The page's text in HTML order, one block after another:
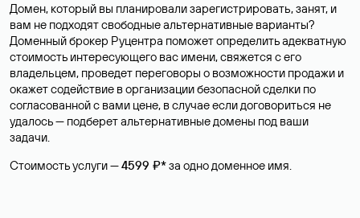
Домен, который вы планировали зарегистрировать, занят, и
вам не подходят свободные альтернативные варианты?
Доменный брокер Руцентра поможет определить адекватную
стоимость интересующего вас имени, свяжется с его
владельцем, проведет переговоры о возможности продажи и
окажет содействие в организации безопасной сделки по
согласованной с вами цене, в случае если договориться не
удалось — подберет альтернативные домены под ваши
задачи.
Стоимость услуги —4599 ₽*за одно доменное имя.